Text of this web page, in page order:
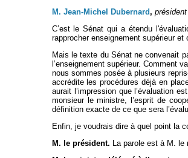
M. Jean-Michel Dubernard,
C’est le Sénat qui a étendu
rapprocher enseignement supérieur et
Mais le texte du Sénat ne convenait
l’enseignement supérieur. Comment
nous sommes posée à plusieurs
accrédite les procédures déjà en
aurait l’impression que l’évaluation
monsieur le ministre, l’esprit de
définition exacte de ce que sera
Enfin, je voudrais dire à quel point la
M. le président. La parole est à M. le